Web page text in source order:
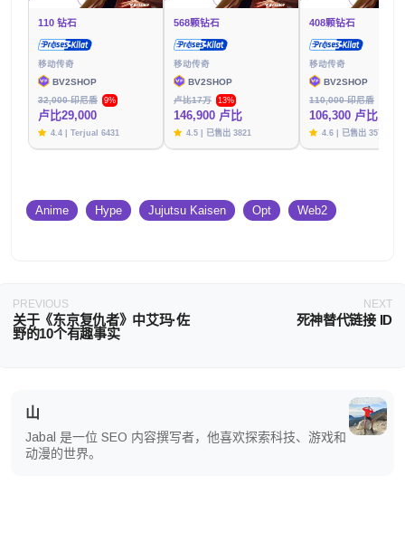
110 钻石
移动传奇
BV2SHOP
32,000 印尼盾
9%
卢比29,000
4.4 | Terjual 6431
568颗钻石
移动传奇
BV2SHOP
卢比17万
13%
146,900 卢比
4.5 | 已售出 3821
408颗钻石
移动传奇
BV2SHOP
110,000 印尼盾
106,300 卢比
4.6 | 已售出 3576
Anime Hype Jujutsu Kaisen Opt Web2
PREVIOUS
关于《东京复仇者》中艾玛·佐
野的10个有趣事实
NEXT
死神替代链接 ID
山
Jabal 是一位 SEO 内容撰写者，他喜欢探索科技、游戏和
动漫的世界。